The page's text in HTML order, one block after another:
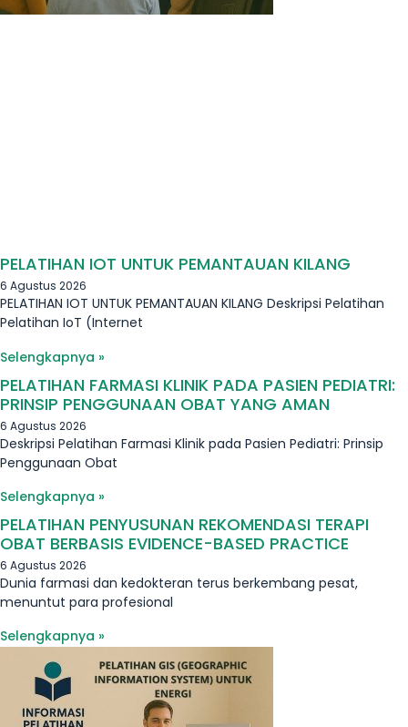
PELATIHAN IOT UNTUK PEMANTAUAN KILANG
6 Agustus 2026
PELATIHAN IOT UNTUK PEMANTAUAN KILANG Deskripsi Pelatihan
Pelatihan IoT (Internet
Selengkapnya »
PELATIHAN FARMASI KLINIK PADA PASIEN PEDIATRI:
PRINSIP PENGGUNAAN OBAT YANG AMAN
6 Agustus 2026
Deskripsi Pelatihan Farmasi Klinik pada Pasien Pediatri: Prinsip
Penggunaan Obat
Selengkapnya »
PELATIHAN PENYUSUNAN REKOMENDASI TERAPI
OBAT BERBASIS EVIDENCE-BASED PRACTICE
6 Agustus 2026
Dunia farmasi dan kedokteran terus berkembang pesat,
menuntut para profesional
Selengkapnya »